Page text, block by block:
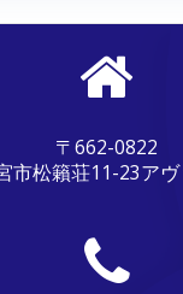
〒662-0822
市松籟荘11-23ア